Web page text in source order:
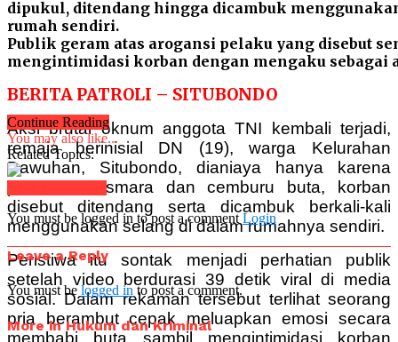
dipukul, ditendang hingga dicambuk
rumah sendiri.
Publik geram atas arogansi pelaku yang disebut
mengintimidasi korban dengan mengaku sebagai
BERITA PATROLI – SITUBONDO
Aksi brutal oknum anggota TNI kembali terjadi,
remaja berinisial DN (19), warga Kelurahan
Dawuhan, Situbondo, dianiaya hanya karena
persoalan asmara dan cemburu buta, korban
disebut ditendang serta dicambuk berkali-kali
menggunakan selang di dalam rumahnya sendiri.
Peristiwa itu sontak menjadi perhatian publik
setelah video berdurasi 39 detik viral di media
sosial. Dalam rekaman tersebut terlihat seorang
pria berambut cepak meluapkan emosi secara
Continue Reading
You may also like...
Related Topics:
You must be logged in to post a comment Login
Leave a Reply
You must belogged into post a comment.
More in Hukum dan Kriminal